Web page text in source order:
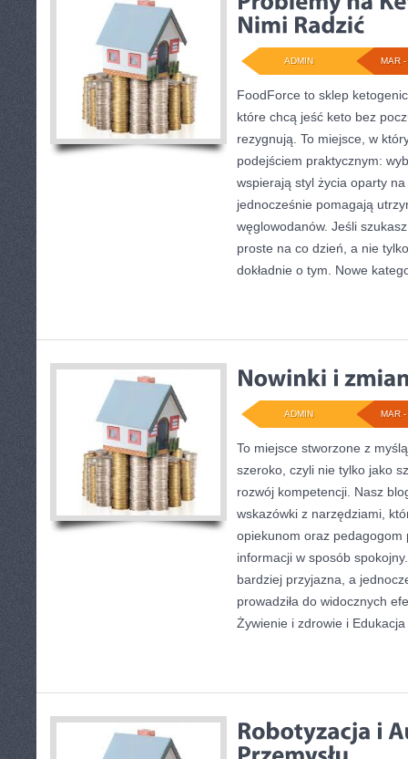
MAR
ADMIN
FoodForce to sklep
które chcą jeść keto bez
rezygnują. To miejsce, w
podejściem praktycznym:
wspierają styl życia oparty
jednocześnie pomagają
węglowodanów. Jeśli
proste na co dzień, a nie
dokładnie o tym. Nowe
MAR
ADMIN
To miejsce stworzone z
szeroko, czyli nie tylko jako
rozwój kompetencji. Nasz
wskazówki z narzędziami,
opiekunom oraz pedagogom
informacji w sposób
bardziej przyjazna, a
prowadziła do widocznych
Żywienie i zdrowie i